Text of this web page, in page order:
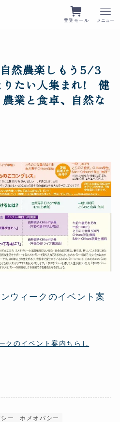
豊受モール メニュー
然農楽しもう5/3
りたい人集まれ! 健
業と食卓、自然な
ウィークのイベント案
のイベント案内ちらし
ー ホメオパシー